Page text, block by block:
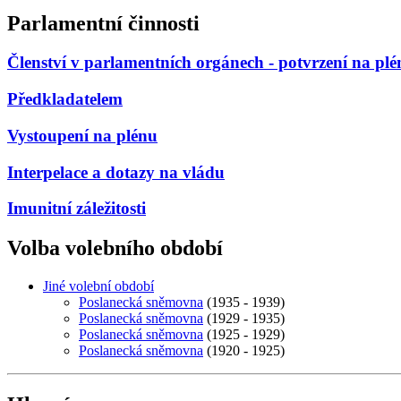
Parlamentní činnosti
Členství v parlamentních orgánech - potvrzení na
Předkladatelem
Vystoupení na plénu
Interpelace a dotazy na vládu
Imunitní záležitosti
Volba volebního období
Jiné volební období
Poslanecká sněmovna (1935 - 1939)
Poslanecká sněmovna (1929 - 1935)
Poslanecká sněmovna (1925 - 1929)
Poslanecká sněmovna (1920 - 1925)